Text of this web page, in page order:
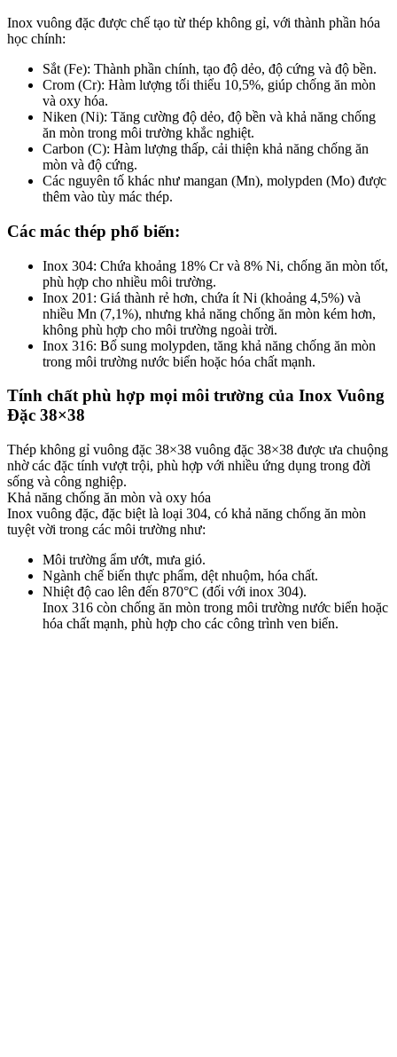
Inox vuông đặc được chế tạo từ thép không gỉ, với thành phần hóa
học chính:
Sắt (Fe): Thành phần chính, tạo độ dẻo, độ cứng và độ bền.
Crom (Cr): Hàm lượng tối thiểu 10,5%, giúp chống ăn mòn
và oxy hóa.
Niken (Ni): Tăng cường độ dẻo, độ bền và khả năng chống
ăn mòn trong môi trường khắc nghiệt.
Carbon (C): Hàm lượng thấp, cải thiện khả năng chống ăn
mòn và độ cứng.
Các nguyên tố khác như mangan (Mn), molypden (Mo) được
thêm vào tùy mác thép.
Các mác thép phổ biến:
Inox 304: Chứa khoảng 18% Cr và 8% Ni, chống ăn mòn tốt,
phù hợp cho nhiều môi trường.
Inox 201: Giá thành rẻ hơn, chứa ít Ni (khoảng 4,5%) và
nhiều Mn (7,1%), nhưng khả năng chống ăn mòn kém hơn,
không phù hợp cho môi trường ngoài trời.
Inox 316: Bổ sung molypden, tăng khả năng chống ăn mòn
trong môi trường nước biển hoặc hóa chất mạnh.
Tính chất phù hợp mọi môi trường của Inox Vuông
Đặc 38×38
Thép không gỉ vuông đặc 38×38 vuông đặc 38×38 được ưa chuộng
nhờ các đặc tính vượt trội, phù hợp với nhiều ứng dụng trong đời
sống và công nghiệp.
Khả năng chống ăn mòn và oxy hóa
Inox vuông đặc, đặc biệt là loại 304, có khả năng chống ăn mòn
tuyệt vời trong các môi trường như:
Môi trường ẩm ướt, mưa gió.
Ngành chế biến thực phẩm, dệt nhuộm, hóa chất.
Nhiệt độ cao lên đến 870°C (đối với inox 304).
Inox 316 còn chống ăn mòn trong môi trường nước biển hoặc
hóa chất mạnh, phù hợp cho các công trình ven biển.